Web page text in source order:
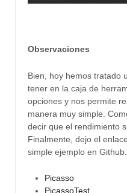
Observaciones
Bien, hoy hemos tratado
tener en la caja de
opciones y nos permite
manera muy simple.
decir que el rendimiento
Finalmente, dejo el
simple ejemplo en Github.
Picasso
PicassoTest